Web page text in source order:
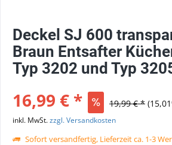
Deckel SJ 600
Braun Entsafter
Typ 3202 und Typ
16,99 € * 19,99 € *
inkl. MwSt.zzgl. Versandkosten
Sofort versandfertig, Lieferzeit ca. 1-3